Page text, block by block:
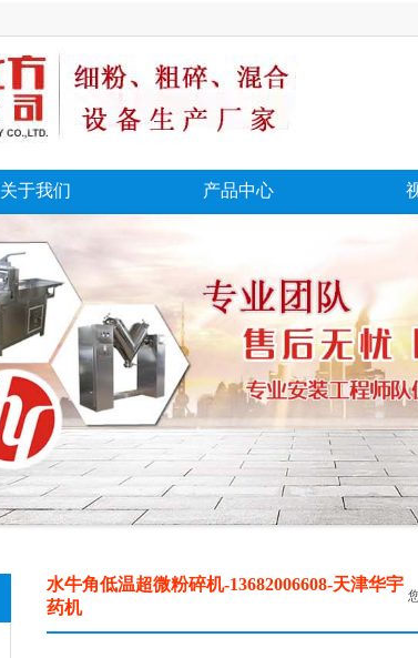
关于我们 产品中心
水牛角低温超微粉碎机-13682006608-天津华宇
药机